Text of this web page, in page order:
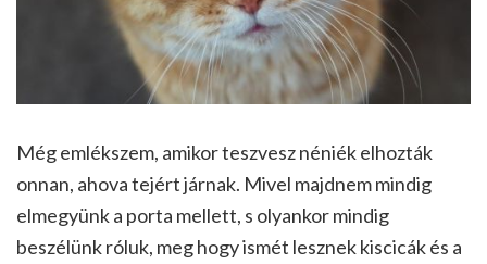
Még emlékszem, amikor teszvesz néniék elhozták
onnan, ahova tejért járnak. Mivel majdnem mindig
elmegyünk a porta mellett, s olyankor mindig
beszélünk róluk, meg hogy ismét lesznek kiscicák és a